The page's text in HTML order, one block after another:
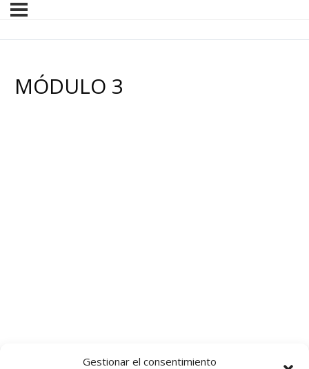
Gestionar el consentimiento
MÓDULO 3